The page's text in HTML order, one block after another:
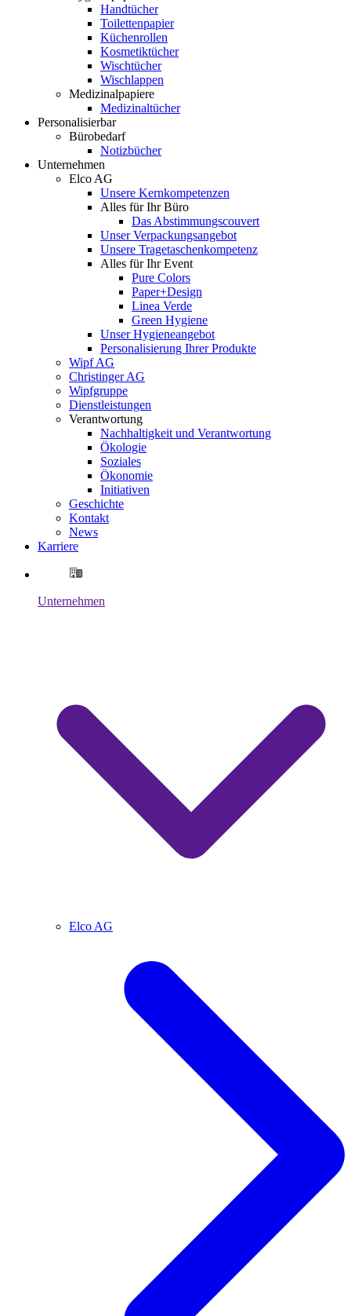
Handtücher
Toilettenpapier
Küchenrollen
Kosmetiktücher
Wischtücher
Wischlappen
Medizinalpapiere
Medizinaltücher
Personalisierbar
Bürobedarf
Notizbücher
Unternehmen
Elco AG
Unsere Kernkompetenzen
Alles für Ihr Büro
Das Abstimmungscouvert
Unser Verpackungsangebot
Unsere Tragetaschenkompetenz
Alles für Ihr Event
Pure Colors
Paper+Design
Linea Verde
Green Hygiene
Unser Hygieneangebot
Personalisierung Ihrer Produkte
Wipf AG
Christinger AG
Wipfgruppe
Dienstleistungen
Verantwortung
Nachhaltigkeit und Verantwortung
Ökologie
Soziales
Ökonomie
Initiativen
Geschichte
Kontakt
News
Karriere
Unternehmen
Elco AG